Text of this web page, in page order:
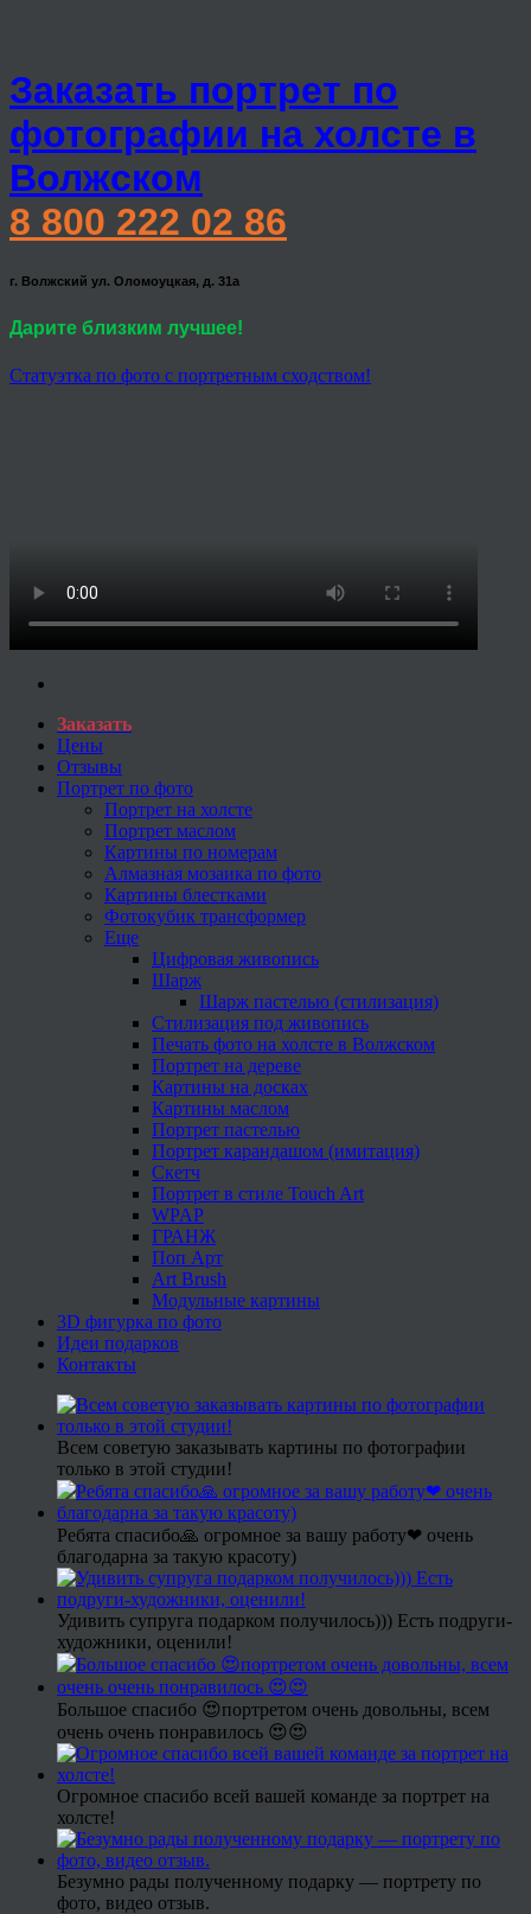
Заказать портрет по
фотографии на холсте в
Волжском
8 800 222 02 86
г. Волжский ул. Оломоуцкая, д. 31а
Дарите близким лучшее!
Статуэтка по фото с портретным сходством!
Заказать
Цены
Отзывы
Портрет по фото
Портрет на холсте
Портрет маслом
Картины по номерам
Алмазная мозаика по фото
Картины блестками
Фотокубик трансформер
Еще
Цифровая живопись
Шарж
Шарж пастелью (стилизация)
Стилизация под живопись
Печать фото на холсте в Волжском
Портрет на дереве
Картины на досках
Картины маслом
Портрет пастелью
Портрет карандашом (имитация)
Скетч
Портрет в стиле Touch Art
WPAP
ГРАНЖ
Поп Арт
Art Brush
Модульные картины
3D фигурка по фото
Идеи подарков
Контакты
Всем советую заказывать картины по фотографии
только в этой студии!
Ребята спасибо🙏 огромное за вашу работу❤ очень
благодарна за такую красоту)
Удивить супруга подарком получилось))) Есть подруги-
художники, оценили!
Большое спасибо 😍портретом очень довольны, всем
очень очень понравилось 😍😍
Огромное спасибо всей вашей команде за портрет на
холсте!
Безумно рады полученному подарку — портрету по
фото, видео отзыв.